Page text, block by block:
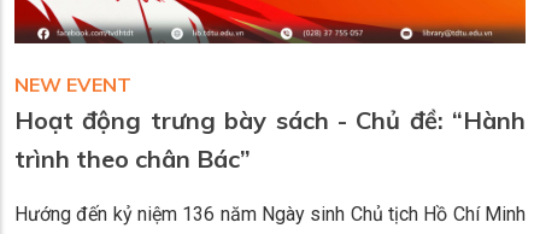
NEW EVENT
Hoạt động trưng bày sách - Chủ đề: “Hành
trình theo chân Bác”
Hướng đến kỷ niệm 136 năm Ngày sinh Chủ tịch Hồ Chí Minh